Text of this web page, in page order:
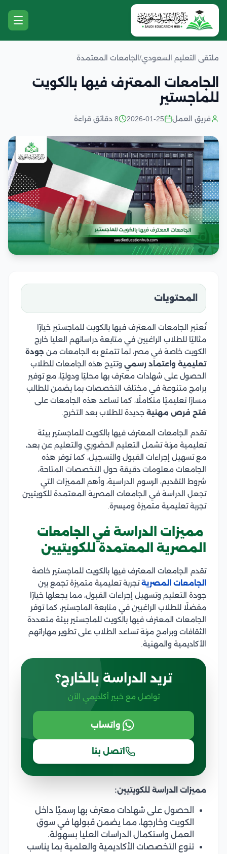
ملتقى التعليم السعودي/ الجامعات المعتمدة
الجامعات المعترف فيها بالكويت
للماجستير
فريق العمل 2026-01-25 8 دقائق قراءة
المحتويات
تُعتبر الجامعات المعترف فيها بالكويت للماجستير خيارًا
مثاليًا للطلاب الراغبين في متابعة دراساتهم العليا خارج
الكويت خاصة في مصر، لما تتمتع به الجامعات من جودة
تعليمية واعتماد رسمي وتتيح هذه الجامعات للطلاب
الحصول على شهادات معترف بها محليًا ودوليًا، مع توفير
برامج متنوعة في مختلف التخصصات بما يضمن للطالب
مسارًا تعليميًا متكاملًا، كما تساعد هذه الجامعات على
فتح فرص مهنية جديدة للطلاب بعد التخرج.
تقدم الجامعات المعترف فيها بالكويت للماجستير بيئة
تعليمية مرنة تشمل التعليم الحضوري والتعليم عن بعد،
مع تسهيل إجراءات القبول والتسجيل، كما توفر هذه
الجامعات معلومات دقيقة حول التخصصات المتاحة،
شروط التقديم، الرسوم الدراسية، وأهم المميزات التي
تجعل الدراسة في الجامعات المصرية المعتمدة للكويتيين
تجربة تعليمية متميزة وميسرة.
مميزات الدراسة في الجامعات
المصرية المعتمدة للكويتيين
تقدم الجامعات المعترف فيها بالكويت للماجستير خاصة
الجامعات المصرية تجربة تعليمية متميزة تجمع بين
جودة التعليم وتسهيل إجراءات القبول، مما يجعلها خيارًا
مفضلًا للطلاب الراغبين في متابعة الماجستير، كما توفر
الجامعات المعترف فيها بالكويت للماجستير بيئة متعددة
الثقافات وبرامج مرنة تساعد الطلاب على تطوير مهاراتهم
الأكاديمية والمهنية.
تريد الدراسة بالخارج؟
تواصل مع خبير أكاديمي الآن
واتساب
اتصل بنا
مميزات الدراسة للكويتيين:
الحصول على شهادات معترف بها رسميًا داخل
الكويت وخارجها، مما يضمن قبولها في سوق
العمل واستكمال الدراسات العليا بسهولة.
تنوع التخصصات الأكاديمية والعلمية بما يناسب